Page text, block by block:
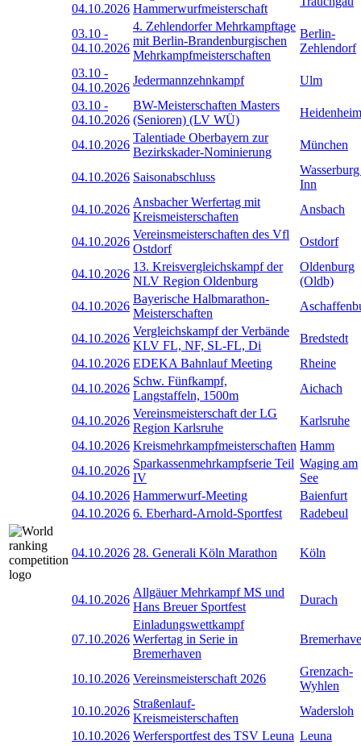
04.10.2026 Hammerwurfmeisterschaft
03.10 -
04.10.2026
4. Zehlendorfer Mehrkampftage
mit Berlin-Brandenburgischen
Mehrkampfmeisterschaften
Berlin-
Zehlendorf
03.10 -
04.10.2026
Jedermannzehnkampf
Ulm
03.10 -
04.10.2026
BW-Meisterschaften Masters
(Senioren) (LV WÜ)
Heidenheim
04.10.2026
Talentiade Oberbayern zur
Bezirkskader-Nominierung
München
04.10.2026 Saisonabschluss
Inn
04.10.2026
Ansbacher Werfertag mit
Kreismeisterschaften
Ansbach
04.10.2026
Vereinsmeisterschaften des Vfl
Ostdorf
Ostdorf
04.10.2026
13. Kreisvergleichskampf der
NLV Region Oldenburg
Oldenburg
(Oldb)
04.10.2026
Bayerische Halbmarathon-
Meisterschaften
04.10.2026
Vergleichskampf der Verbände
KLV FL, NF, SL-FL, Di
Bredstedt
04.10.2026 EDEKA Bahnlauf Meeting
Rheine
04.10.2026
Schw. Fünfkampf,
Langstaffeln, 1500m
Aichach
04.10.2026
Vereinsmeisterschaft der LG
Region Karlsruhe
Karlsruhe
04.10.2026 Kreismehrkampfmeisterschaften Hamm
04.10.2026
Sparkassenmehrkampfserie Teil
IV
Waging am
See
04.10.2026 Hammerwurf-Meeting
Baienfurt
04.10.2026 6. Eberhard-Arnold-Sportfest Radebeul
04.10.2026 28. Generali Köln Marathon Köln
04.10.2026
Allgäuer Mehrkampf MS und
Hans Breuer Sportfest
Durach
07.10.2026
Einladungswettkampf
Werfertag in Serie in
Bremerhaven
10.10.2026 Vereinsmeisterschaft 2026
Grenzach-
Wyhlen
10.10.2026
Straßenlauf-
Kreismeisterschaften
Wadersloh
10.10.2026 Werfersportfest des TSV Leuna Leuna